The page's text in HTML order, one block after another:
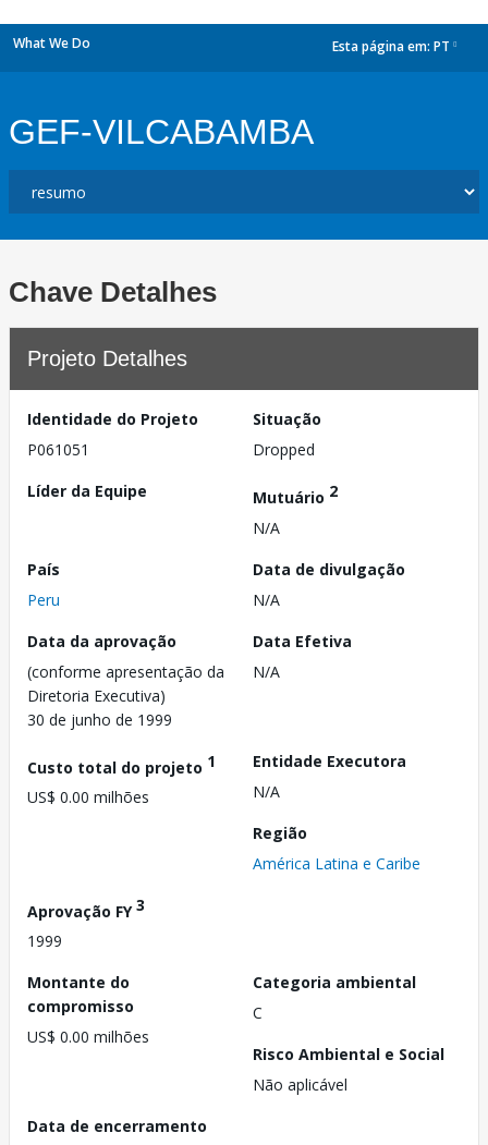
What We Do Esta página em: PT
GEF-VILCABAMBA
Chave Detalhes
Projeto Detalhes
Identidade do Projeto
P061051
Situação
Dropped
Líder da Equipe
Mutuário 2
N/A
País
Peru
Data de divulgação
N/A
Data da aprovação
(conforme apresentação da
Diretoria Executiva)
30 de junho de 1999
Data Efetiva
N/A
Custo total do projeto 1
US$ 0.00 milhões
Entidade Executora
N/A
Região
América Latina e Caribe
Aprovação FY3
1999
Montante do
compromisso
US$ 0.00 milhões
Categoria ambiental
C
Risco Ambiental e Social
Não aplicável
Data de encerramento